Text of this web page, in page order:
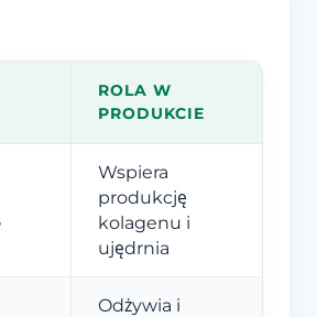
ROLA W
PRODUKCIE
Wspiera
produkcję
kolagenu i
ujędrnia
Odżywia i